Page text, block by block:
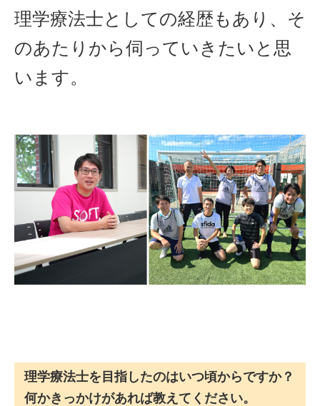
理学療法士としての経歴もあり、そ
のあたりから伺っていきたいと思
います。
理学療法士を目指したのはいつ頃からですか？
何かきっかけがあれば教えてください。